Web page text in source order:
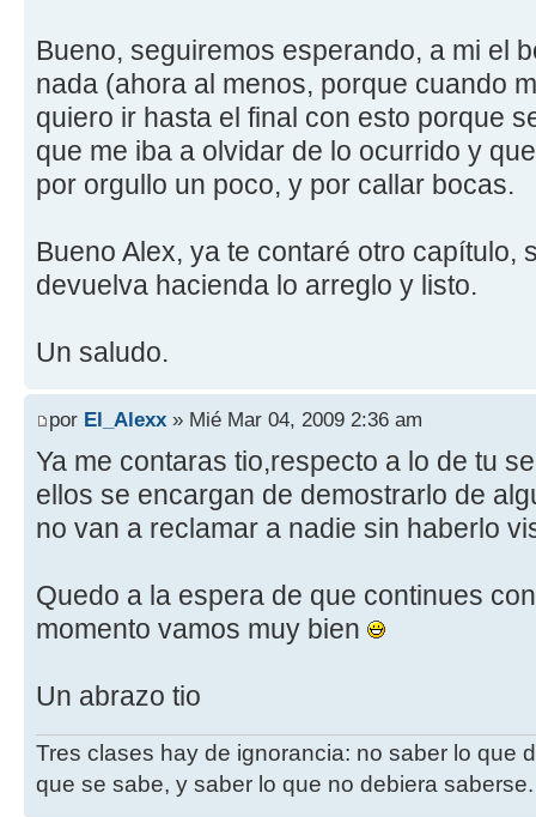
Bueno, seguiremos esperando, a mi el
nada (ahora al menos, porque cuando
quiero ir hasta el final con esto porque
que me iba a olvidar de lo ocurrido y
por orgullo un poco, y por callar bocas.
Bueno Alex, ya te contaré otro capítulo,
devuelva hacienda lo arreglo y listo.
Un saludo.
por El_Alexx » Mié Mar 04, 2009 2:36 am
Ya me contaras tio,respecto a lo de tu
ellos se encargan de demostrarlo de
no van a reclamar a nadie sin haberlo
Quedo a la espera de que continues
momento vamos muy bien
Un abrazo tio
Tres clases hay de ignorancia: no saber lo que
que se sabe, y saber lo que no debiera saberse.